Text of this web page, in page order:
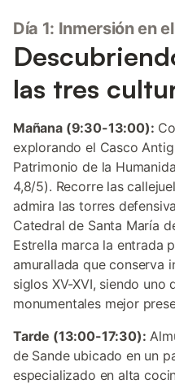
Día 1: Inmersión en
las tres
Mañana (9:30-13:00):
explorando el Casco
Patrimonio de la
4,8/5). Recorre las
admira las torres
Catedral de Santa María
Estrella marca la entrada
amurallada que conserva
siglos XV-XVI, siendo uno
monumentales mejor
Tarde (13:00-17:30):
de Sande ubicado en un
especializado en alta